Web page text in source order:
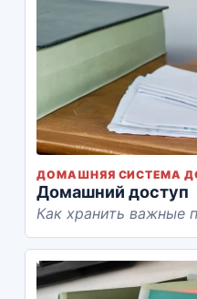
ДОМАШНЯЯ СИСТЕМА
Домашний доступ
Как хранить важные